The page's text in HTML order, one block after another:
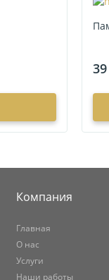
Компания
Главная
О нас
Услуги
Наши работы